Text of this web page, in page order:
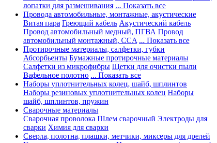
лопатки для размешивания ... Показать все
Провода автомобильные, монтажные, акустические
Витая пара Греющий кабель Акустический кабель
Провод автомобильный медный, ПГВА Провод
автомобильный монтажный, CCA ... Показать все
Протирочные материалы, салфетки, губки
Абсорбьенты Бумажные протирочные материалы
Салфетки из микрофибры Щетки для очистки пыли
Вафельное полотно ... Показать все
Наборы уплотнительных колец, шайб, шплинтов
Наборы резиновых уплотнительных колец Наборы
шайб, шплинтов, пружин
Сварочные материалы
Сварочная проволока Шлем сварочный Электроды для
сварки Химия для сварки
Сверла, полотна, плашки, метчики, миксеры для дрелей